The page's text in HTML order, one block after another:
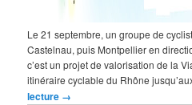
Le 21 septembre, un groupe de
Castelnau, puis Montpellier en
c’est un projet de valorisation de la
itinéraire cyclable du Rhône
lecture →